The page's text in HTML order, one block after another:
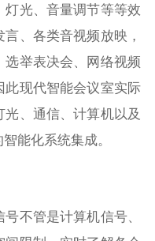
光、音量调节等等效
、各类音视频放映，
举表决会、网络视频
此现代智能会议室实际
、通信、计算机以及
能化系统集成。
不管是计算机信号、